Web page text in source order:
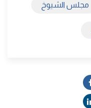
مجلس الشيوخ